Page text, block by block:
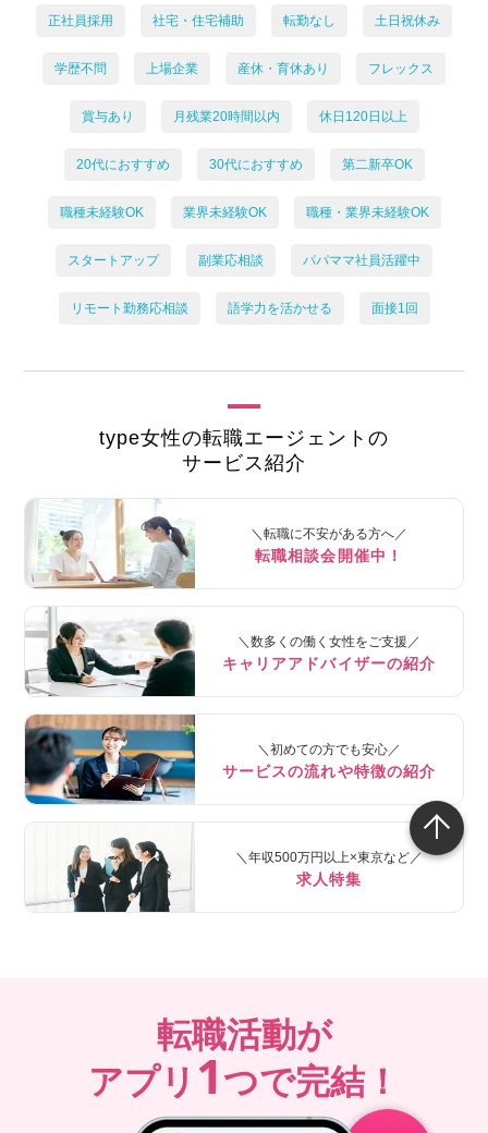
正社員採用 社宅・住宅補助 転勤なし 土日祝休み
学歴不問 上場企業 産休・育休あり フレックス
賞与あり 月残業20時間以内 休日120日以上
20代におすすめ 30代におすすめ 第二新卒OK
職種未経験OK 業界未経験OK 職種・業界未経験OK
スタートアップ 副業応相談 パパママ社員活躍中
リモート勤務応相談 語学力を活かせる 面接1回
type女性の転職エージェントの
サービス紹介
＼転職に不安がある方へ／
転職相談会開催中！
＼数多くの働く女性をご支援／
キャリアアドバイザーの紹介
＼初めての方でも安心／
サービスの流れや特徴の紹介
＼年収500万円以上×東京など／
求人特集
転職活動が
アプリ 1つで完結！